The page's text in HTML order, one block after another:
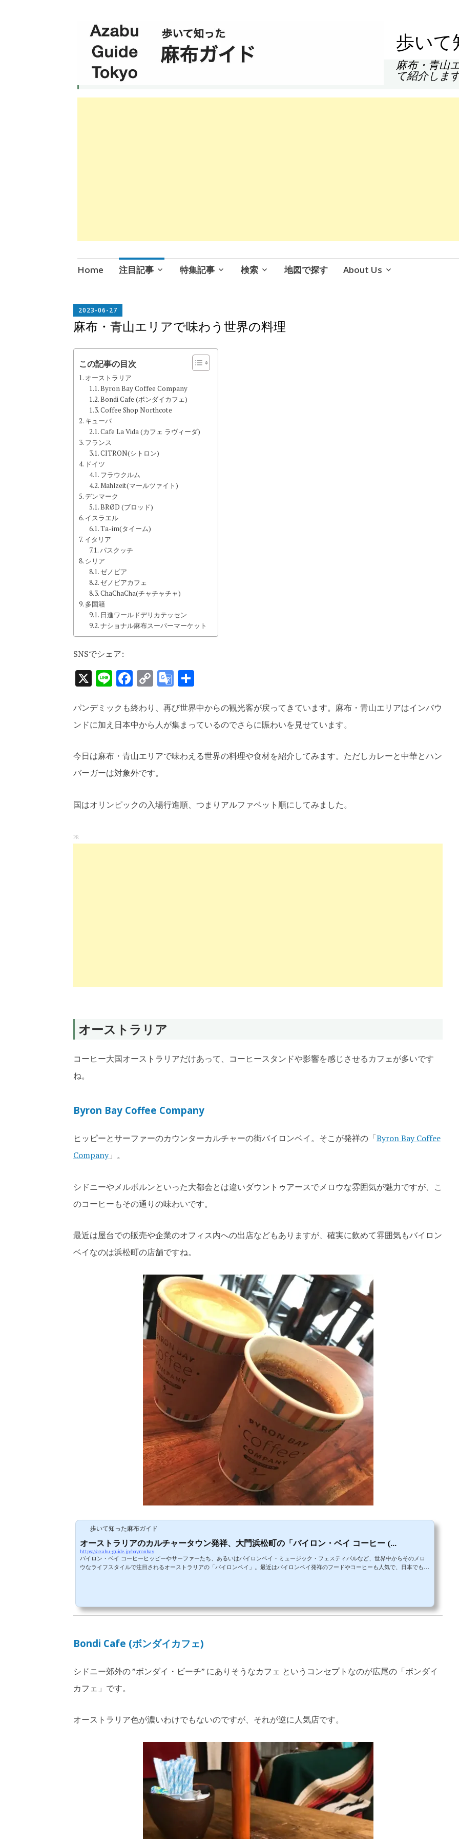
歩いて
麻布・青山
て紹介しま
コ
ン
ツ
へ
ッ
プ
Home 注目記事 特集記事 検索 地図で探す About Us
2023-06-27
CHIEF
麻布・青山エリアで味わう世界の料理
この記事の目次
オーストラリア
Byron Bay Coffee Company
Bondi Cafe (ボンダイカフェ)
Coffee Shop Northcote
キューバ
Cafe La Vida (カフェ ラヴィーダ)
フランス
CITRON(シトロン)
ドイツ
フラウクルム
Mahlzeit(マールツァイト)
デンマーク
BRØD (ブロッド)
イスラエル
Ta-im(タイーム)
イタリア
パスクッチ
シリア
ゼノビア
ゼノビアカフェ
ChaChaCha(チャチャチャ)
多国籍
日進ワールドデリカテッセン
ナショナル麻布スーパーマーケット
SNSでシェア:
X LineFacebook
CopyGoogle
共
パンデミックも終わり、再び世界中からの観光客が戻ってきています。麻布・青山エリアはインバウ
ンドに加え日本中から人が集まっているのでさらに賑わいを見せています。
今日は麻布・青山エリアで味わえる世界の料理や食材を紹介してみます。ただしカレーと中華とハン
バーガーは対象外です。
国はオリンピックの入場行進順、つまりアルファベット順にしてみました。
PR
オーストラリア
コーヒー大国オーストラリアだけあって、コーヒースタンドや影響を感じさせるカフェが多いです
ね。
Byron Bay Coffee Company
ヒッピーとサーファーのカウンターカルチャーの街バイロンベイ。そこが発祥の「Byron Bay Coffee
Company」。
シドニーやメルボルンといった大都会とは違いダウントゥアースでメロウな雰囲気が魅力ですが、こ
のコーヒーもその通りの味わいです。
最近は屋台での販売や企業のオフィス内への出店などもありますが、確実に飲めて雰囲気もバイロン
ベイなのは浜松町の店舗ですね。
歩いて知った麻布ガイド
オーストラリアのカルチャータウン発祥、大門浜松町の「バイロン・ベイ コーヒー (...
https://azabu-guide.jp/bayronbay
バイロン・ベイ コーヒーヒッピーやサーファーたち、あるいはバイロンベイ・ミュージック・フェスティバルなど、世界中からそのメロ
ウなライフスタイルで注目されるオーストラリアの「バイロンベイ」。最近はバイロンベイ発祥のフードやコーヒーも人気で、日本でもシ
Bondi Cafe (ボンダイカフェ)
シドニー郊外の ”ボンダイ・ビーチ” にありそうなカフェ というコンセプトなのが広尾の「ボンダイ
カフェ」です。
オーストラリア色が濃いわけでもないのですが、それが逆に人気店です。